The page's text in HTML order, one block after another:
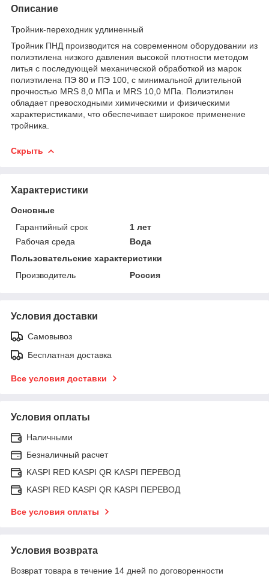
Описание
Тройник-переходник удлиненный
Тройник ПНД производится на современном оборудовании из
полиэтилена низкого давления высокой плотности методом
литья с последующей механической обработкой из марок
полиэтилена ПЭ 80 и ПЭ 100, с минимальной длительной
прочностью MRS 8,0 МПа и MRS 10,0 МПа. Полиэтилен
обладает превосходными химическими и физическими
характеристиками, что обеспечивает широкое применение
тройника.
Скрыть
Характеристики
Основные
Гарантийный срок
1 лет
Рабочая среда
Вода
Пользовательские характеристики
Производитель
Россия
Условия доставки
Самовывоз
Бесплатная доставка
Все условия доставки
Условия оплаты
Наличными
Безналичный расчет
KASPI RED KASPI QR KASPI ПЕРЕВОД
KASPI RED KASPI QR KASPI ПЕРЕВОД
Все условия оплаты
Условия возврата
Возврат товара в течение 14 дней по договоренности